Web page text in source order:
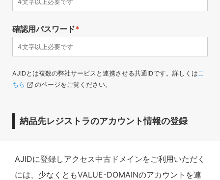
確認用パスワード*
AJIDとは複数の弊社サービスと連携させる共通IDです。詳しくはこ
ちら
のページをご覧ください。
納品先レジストラのアカウント情報の登録
AJIDに登録しアクセス中古ドメインをご利用いただく
には、少なくともVALUE-DOMAINのアカウントを連